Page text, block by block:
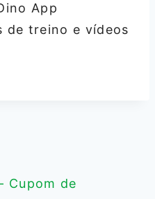
App
de treino e vídeos
Cupom de